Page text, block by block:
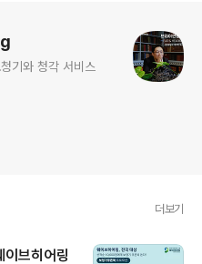
기와 청각 서비스
더보기
브히어링